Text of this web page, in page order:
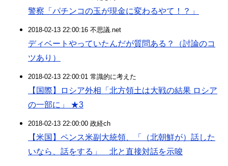
警察「パチンコの玉が現金に変わるやて！？」
2018-02-13 22:00:16 不思議.net
ディベートやっていたんだが質問ある？（討論のコ
ツあり）
2018-02-13 22:00:01 常識的に考えた
【国際】ロシア外相「北方領土は大戦の結果 ロシア
の一部に」 ★3
2018-02-13 22:00:00 政経ch
【米国】ペンス米副大統領、「（北朝鮮が）話した
いなら、話をする」 北と直接対話を示唆